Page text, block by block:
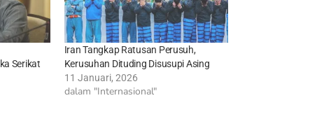
Serikat
Iran Tangkap Ratusan Perusuh,
Kerusuhan Dituding Disusupi Asing
11 Januari, 2026
dalam "Internasional"